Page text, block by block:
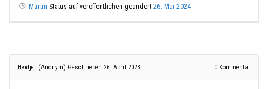
Martin Status auf veröffentlichen geändert 26. Mai 2024
Heidjer (Anonym) Geschrieben 26. April 2023 0 Kommentar